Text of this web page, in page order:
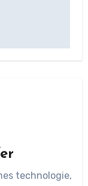
technologie,